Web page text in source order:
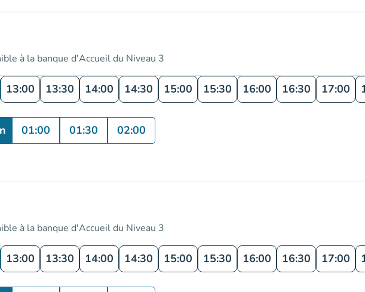
à la banque d'Accueil du Niveau 3
13:00 13:30 14:00 14:30 15:00 15:30 16:00 16:30 17:00
01:00 01:30 02:00
à la banque d'Accueil du Niveau 3
13:00 13:30 14:00 14:30 15:00 15:30 16:00 16:30 17:00